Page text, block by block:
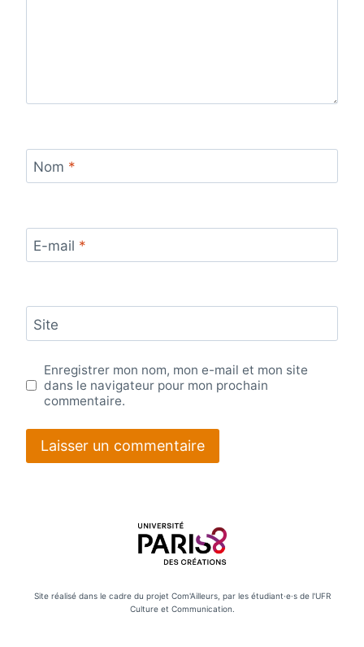
Nom *
E-mail *
Site
Enregistrer mon nom, mon e-mail et mon site
dans le navigateur pour mon prochain
commentaire.
Site réalisé dans le cadre du projet Com'Ailleurs, par les étudiant·e·s de l'UFR
Culture et Communication.